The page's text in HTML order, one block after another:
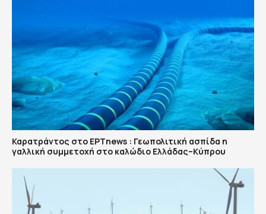
Καρατράντος στο ΕΡΤnews : Γεωπολιτική ασπίδα η
γαλλική συμμετοχή στο καλώδιο Ελλάδας–Κύπρου